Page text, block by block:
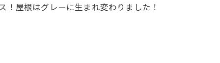
屋根はグレーに生まれ変わりました！